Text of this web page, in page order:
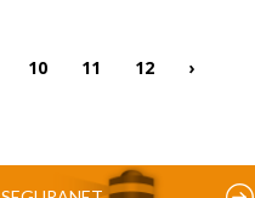
10 11 12 ›